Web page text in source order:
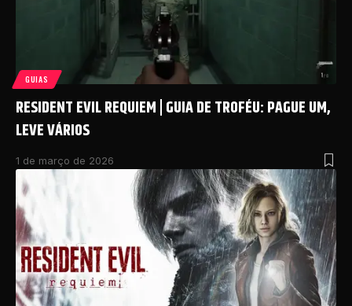
GUIAS
RESIDENT EVIL REQUIEM | GUIA DE TROFÉU: PAGUE UM,
LEVE VÁRIOS
1 de março de 2026